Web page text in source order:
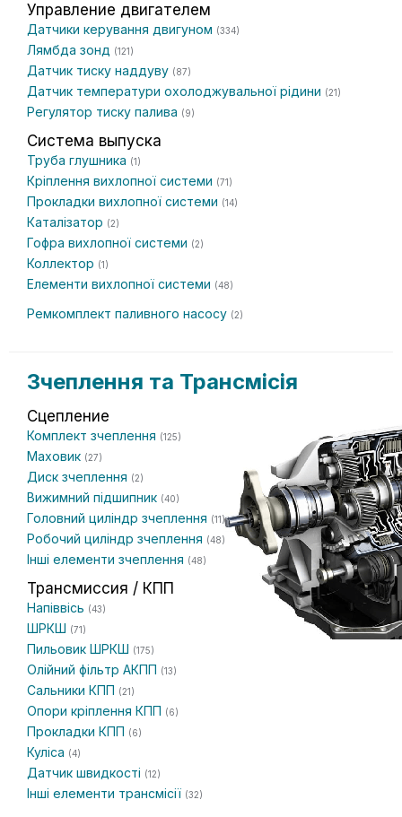
Управление двигателем
Датчики керування двигуном (334)
Лямбда зонд (121)
Датчик тиску наддуву (87)
Датчик температури охолоджувальної рідини (21)
Регулятор тиску палива (9)
Система выпуска
Труба глушника (1)
Кріплення вихлопної системи (71)
Прокладки вихлопної системи (14)
Каталізатор (2)
Гофра вихлопної системи (2)
Коллектор (1)
Елементи вихлопної системи (48)
Ремкомплект паливного насосу (2)
Зчеплення та Трансмісія
Сцепление
Комплект зчеплення (125)
Маховик (27)
Диск зчеплення (2)
Вижимний підшипник (40)
Головний циліндр зчеплення (11)
Робочий циліндр зчеплення (48)
Інші елементи зчеплення (48)
Трансмиссия / КПП
Напіввісь (43)
ШРКШ (71)
Пильовик ШРКШ (175)
Олійний фільтр АКПП (13)
Сальники КПП (21)
Опори кріплення КПП (6)
Прокладки КПП (6)
Куліса (4)
Датчик швидкості (12)
Інші елементи трансмісії (32)